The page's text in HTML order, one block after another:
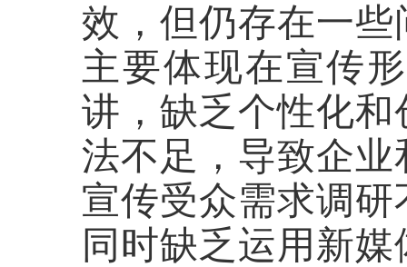
效，但仍存在一些
主要体现在宣传
讲，缺乏个性化
法不足，导致企
宣传受众需求调
同时缺乏运用新